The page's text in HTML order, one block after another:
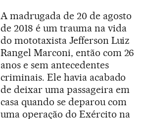
A madrugada de 20 de agosto
de 2018 é um trauma na vida
do mototaxista Jefferson Luiz
Rangel Marconi, então com 26
anos e sem antecedentes
criminais. Ele havia acabado
de deixar uma passageira em
casa quando se deparou com
uma operação do Exército na